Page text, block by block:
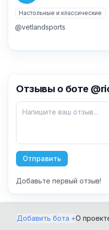
Как добавить бота?
Настольные и классические
@vetlandsports
Отзывы о боте
Отправить
Добавьте первый отзыв!
Добавить бота +О